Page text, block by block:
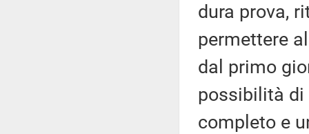
dura prova,
permettere
dal primo
possibilità di
completo e